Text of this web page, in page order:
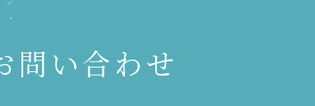
問い合わせ